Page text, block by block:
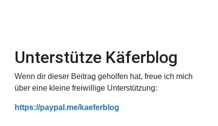
Unterstütze Käferblog
Wenn dir dieser Beitrag geholfen hat, freue ich mich
über eine kleine freiwillige Unterstützung:
https://paypal.me/kaeferblog